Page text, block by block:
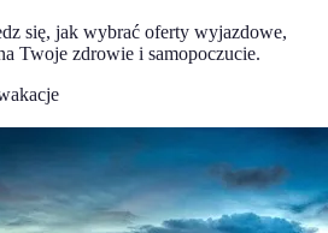
się, jak wybrać oferty wyjazdowe,
Twoje zdrowie i samopoczucie.